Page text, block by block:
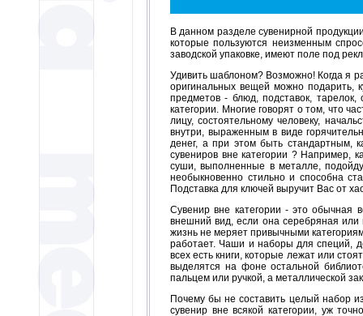
В данном разделе сувенирной
которые пользуются неизменным
заводской упаковке, имеют поле под
Удивить шаблоном? Возможно! Когда я
оригинальных вещей можно подарить,
предметов - блюд, подставок, тарелок,
категории. Многие говорят о том, что
лицу, состоятельному человеку,
внутри, выраженным в виде
денег, а при этом быть стандартным,
сувениров вне категории ? Например,
суши, выполненные в металле,
необыкновенно стильно и способна
Подставка для ключей выручит Вас от
Сувенир вне категории - это обычная
внешний вид, если она серебряная или
жизнь не меряет привычными
работает. Чаши и наборы для специй,
всех есть книги, которые лежат или
выделятся на фоне остальной
пальцем или ручкой, а металлической
Почему бы не составить целый набор
сувенир вне всякой категории, уж